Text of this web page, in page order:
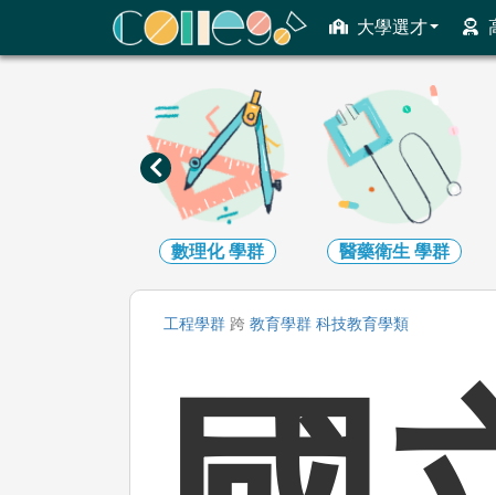
大學選才
ColleGo! 大學選才與高中育才輔助系統
數理化學群 醫藥衛生 學群
工程學群 跨 教育學群 科技教育學類